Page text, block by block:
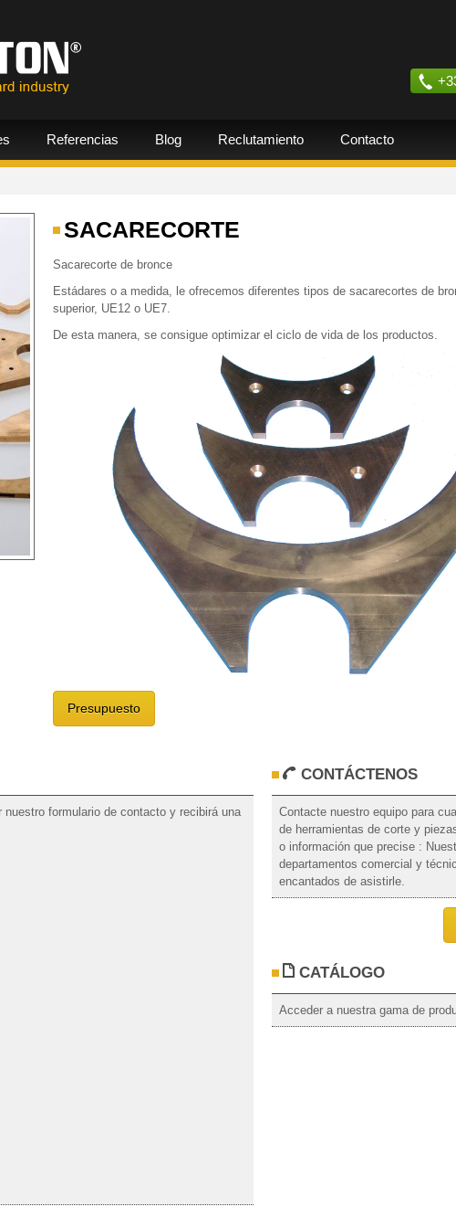
Referencias Blog Reclutamiento Contacto
SACARECORTE
Sacarecorte de bronce
Estádares o a medida, le ofrecemos diferentes tipos de sacarecortes de
superior, UE12 o UE7.
De esta manera, se consigue optimizar el ciclo de vida de los productos.
Presupuesto
formulario de contacto y recibirá una
CONTÁCTENOS
Contacte nuestro equipo para
de herramientas de corte y
o información que precise :
departamentos comercial y
encantados de asistirle.
CATÁLOGO
Acceder a nuestra gama de